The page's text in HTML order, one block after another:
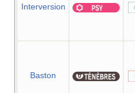
Interversion
Baston